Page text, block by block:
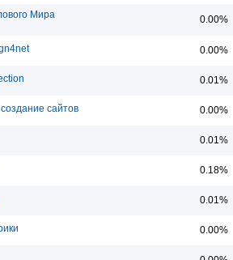
Мира 0.00%
0.00%
0.01%
сайтов 0.00%
0.01%
0.18%
0.01%
0.00%